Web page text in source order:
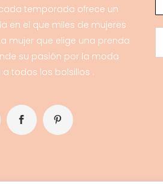
temporada ofrece un
en el que miles de mujeres
mujer que elige una prenda
su pasión por la moda
todos los bolsillos .